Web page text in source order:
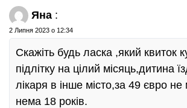
Яна :
2 Липня 2023 о 12:34
Скажіть будь ласка ,який квиток
підлітку на цілий місяць,дитина
лікаря в інше місто,за 49 євро
нема 18 років.